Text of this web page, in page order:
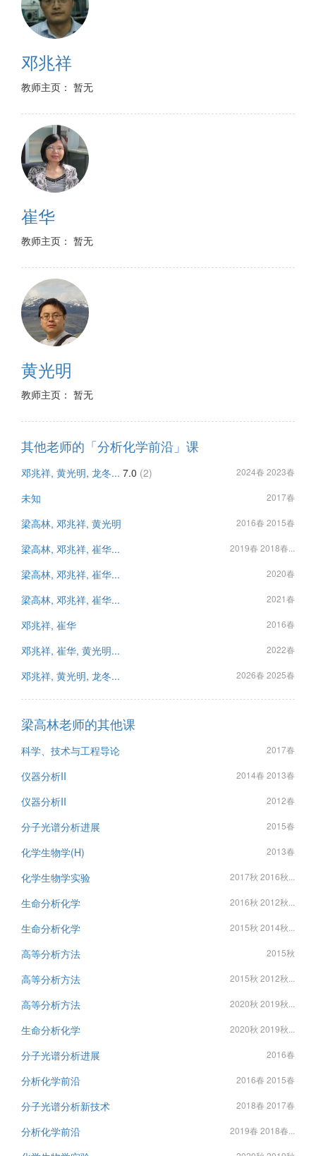
邓兆祥
教师主页： 暂无
崔华
教师主页： 暂无
黄光明
教师主页： 暂无
其他老师的「分析化学前沿」课
邓兆祥, 黄光明, 龙冬... 7.0 (2) 2024春 2023春
未知 2017春
梁高林, 邓兆祥, 黄光明 2016春 2015春
梁高林, 邓兆祥, 崔华... 2019春 2018春...
梁高林, 邓兆祥, 崔华... 2020春
梁高林, 邓兆祥, 崔华... 2021春
邓兆祥, 崔华 2016春
邓兆祥, 崔华, 黄光明... 2022春
邓兆祥, 黄光明, 龙冬... 2026春 2025春
梁高林老师的其他课
科学、技术与工程导论 2017春
仪器分析II 2014春 2013春
仪器分析II 2012春
分子光谱分析进展 2015春
化学生物学(H) 2013春
化学生物学实验 2017秋 2016秋...
生命分析化学 2016秋 2012秋...
生命分析化学 2015秋 2014秋...
高等分析方法 2015秋
高等分析方法 2015秋 2012秋...
高等分析方法 2020秋 2019秋...
生命分析化学 2020秋 2019秋...
分子光谱分析进展 2016春
分析化学前沿 2016春 2015春
分子光谱分析新技术 2018春 2017春
分析化学前沿 2019春 2018春...